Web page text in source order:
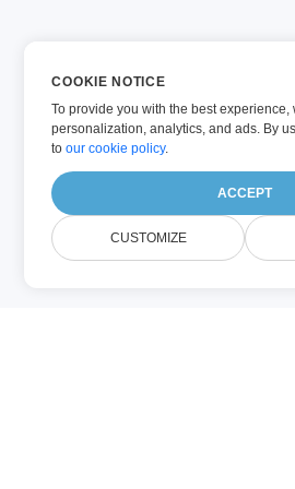
COOKIE NOTICE
To provide you with the best experience,
personalization, analytics, and ads. By
toour cookie policy.
ACCEPT
CUSTOMIZE